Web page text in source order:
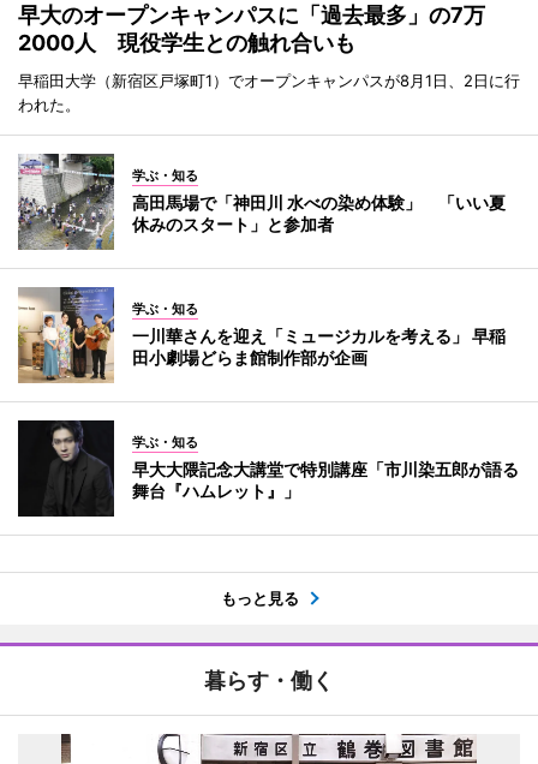
早大のオープンキャンパスに「過去最多」の7万
2000人 現役学生との触れ合いも
早稲田大学（新宿区戸塚町1）でオープンキャンパスが8月1日、2日に行
われた。
学ぶ・知る
高田馬場で「神田川 水べの染め体験」 「いい夏
休みのスタート」と参加者
学ぶ・知る
一川華さんを迎え「ミュージカルを考える」 早稲
田小劇場どらま館制作部が企画
学ぶ・知る
早大大隈記念大講堂で特別講座「市川染五郎が語る
舞台『ハムレット』」
もっと見る
暮らす・働く